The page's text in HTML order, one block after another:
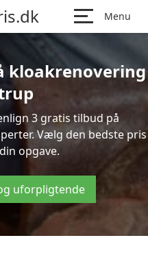
Menu
kloakrenovering
3 gratis tilbud på
Vælg den bedste pris
opgave.
uforpligtende